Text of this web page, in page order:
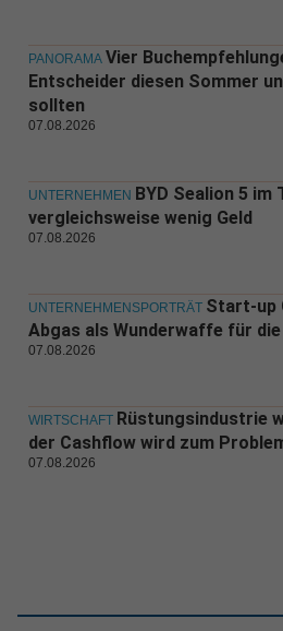
PANORAMA Vier
Entscheider diesen Sommer
sollten
07.08.2026
UNTERNEHMEN BYD Sealion 5
vergleichsweise wenig Geld
07.08.2026
UNTERNEHMENSPORTRÄT Start-up
Abgas als Wunderwaffe für
07.08.2026
WIRTSCHAFT Rüstungsindustrie
der Cashflow wird zum
07.08.2026